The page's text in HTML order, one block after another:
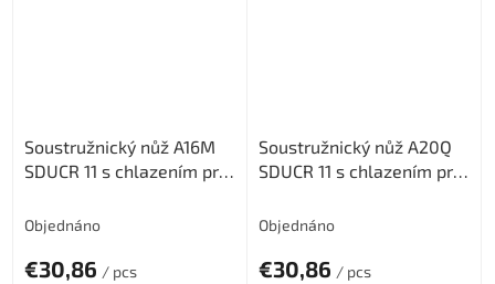
Soustružnický nůž A16M
SDUCR 11 s chlazením pro
Objednáno
€30,86 / pcs
Soustružnický nůž A20Q
SDUCR 11 s chlazením pro
Objednáno
€30,86 / pcs